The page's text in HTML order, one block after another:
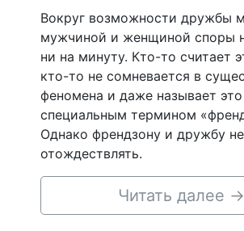
Вокруг возможности дружбы
мужчиной и женщиной споры
ни на минуту. Кто-то считает
кто-то не сомневается в
феномена и даже называет это
специальным термином
Однако френдзону и дружбу
отождествлять.
Читать далее →